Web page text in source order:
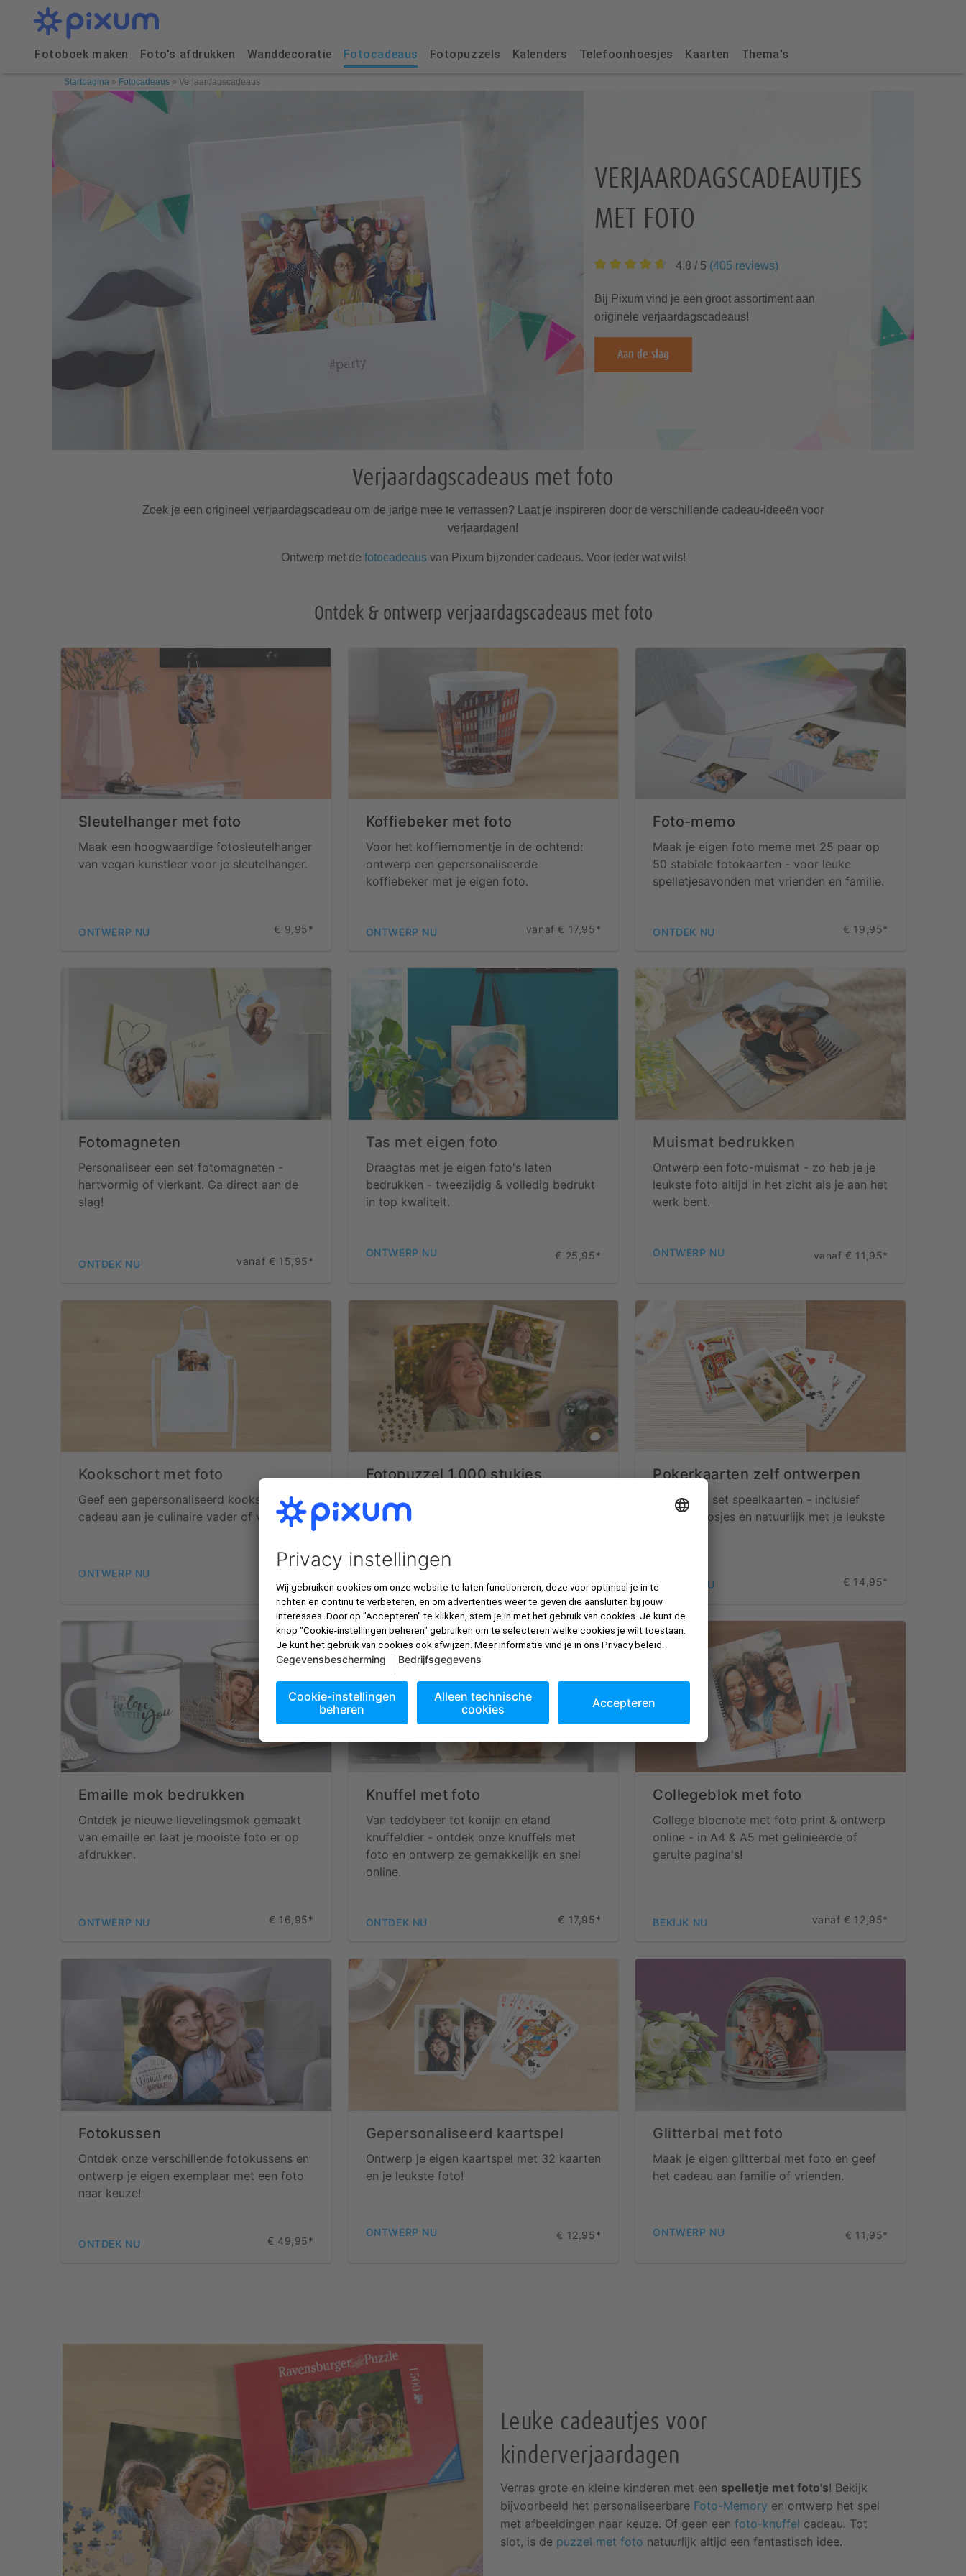
Fotoboek maken Foto's afdrukken Wanddecoratie Fotocadeaus Fotopuzzels Kalenders Telefoonhoesjes Kaarten Thema's
Startpagina » Fotocadeaus » Verjaardagscadeaus
VERJAARDAGSCADEAUTJES
MET FOTO
4.8 / 5 (405 reviews)
Bij Pixum vind je een groot assortiment aan
originele verjaardagscadeaus!
Aan de slag
Verjaardagscadeaus met foto
Zoek je een origineel verjaardagscadeau om de jarige mee te verrassen? Laat je inspireren door de verschillende cadeau-ideeën voor
verjaardagen!
Ontwerp met de fotocadeausvan Pixum bijzonder cadeaus. Voor ieder wat wils!
Ontdek & ontwerp verjaardagscadeaus met foto
Sleutelhanger met foto
Maak een hoogwaardige fotosleutelhanger
van vegan kunstleer voor je sleutelhanger.
€ 9,95*
ONTWERP NU
Koffiebeker met foto
Voor het koffiemomentje in de ochtend:
ontwerp een gepersonaliseerde
koffiebeker met je eigen foto.
vanaf € 17,95*
ONTWERP NU
Foto-memo
Maak je eigen foto meme met 25 paar op
50 stabiele fotokaarten - voor leuke
spelletjesavonden met vrienden en familie.
€ 19,95*
ONTDEK NU
Fotomagneten
Personaliseer een set fotomagneten -
hartvormig of vierkant. Ga direct aan de
slag!
vanaf € 15,95*
ONTDEK NU
Tas met eigen foto
Draagtas met je eigen foto's laten
bedrukken - tweezijdig & volledig bedrukt
in top kwaliteit.
€ 25,95*
ONTWERP NU
Muismat bedrukken
Ontwerp een foto-muismat - zo heb je je
leukste foto altijd in het zicht als je aan het
werk bent.
vanaf € 11,95*
ONTWERP NU
Kookschort met foto
Geef een gepersonaliseerd kookschort
cadeau aan je culinaire vader of vriend(in).
ONTWERP NU
Fotopuzzel 1.000 stukjes
Ontwerp een fotopuzzel met 1.000 stukjes
en ontdek meer over het materiaal en lees
ONTWERP NU
Pokerkaarten zelf ontwerpen
Bestel een set speelkaarten - inclusief
bewaardoosjes en natuurlijk met je leukste
€ 14,95*
ONTDEK NU
Emaille mok bedrukken
Ontdek je nieuwe lievelingsmok gemaakt
van emaille en laat je mooiste foto er op
afdrukken.
€ 16,95*
ONTWERP NU
Knuffel met foto
Van teddybeer tot konijn en eland
knuffeldier - ontdek onze knuffels met
foto en ontwerp ze gemakkelijk en snel
online.
€ 17,95*
ONTDEK NU
Collegeblok met foto
College blocnote met foto print & ontwerp
online - in A4 & A5 met gelinieerde of
geruite pagina's!
vanaf € 12,95*
BEKIJK NU
Fotokussen
Ontdek onze verschillende fotokussens en
ontwerp je eigen exemplaar met een foto
naar keuze!
€ 49,95*
ONTDEK NU
Gepersonaliseerd kaartspel
Ontwerp je eigen kaartspel met 32 kaarten
en je leukste foto!
€ 12,95*
ONTWERP NU
Glitterbal met foto
Maak je eigen glitterbal met foto en geef
het cadeau aan familie of vrienden.
€ 11,95*
ONTWERP NU
Leuke cadeautjes voor
kinderverjaardagen
Verras grote en kleine kinderen met een spelletje met foto's! Bekijk
bijvoorbeeld het personaliseerbare Foto-Memory en ontwerp het spel
met afbeeldingen naar keuze. Of geen een foto-knuffel cadeau. Tot
slot, is de puzzel met foto natuurlijk altijd een fantastisch idee.